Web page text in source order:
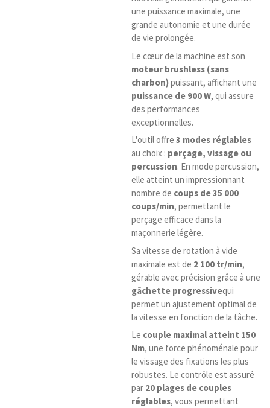
une puissance maximale, une
grande autonomie et une durée
de vie prolongée.
Le cœur de la machine est son
moteur brushless (sans
charbon)puissant, affichant une
puissance de 900 W, qui assure
des performances
exceptionnelles.
L'outil offre 3 modes réglables
au choix : perçage, vissage ou
percussion. En mode percussion,
elle atteint un impressionnant
nombre de coups de 35 000
coups/min, permettant le
perçage efficace dans la
maçonnerie légère.
Sa vitesse de rotation à vide
maximale est de 2 100 tr/min,
gérable avec précision grâce à une
gâchette progressivequi
permet un ajustement optimal de
la vitesse en fonction de la tâche.
Le couple maximal atteint 150
Nm, une force phénoménale pour
le vissage des fixations les plus
robustes. Le contrôle est assuré
par 20 plages de couples
réglables, vous permettant